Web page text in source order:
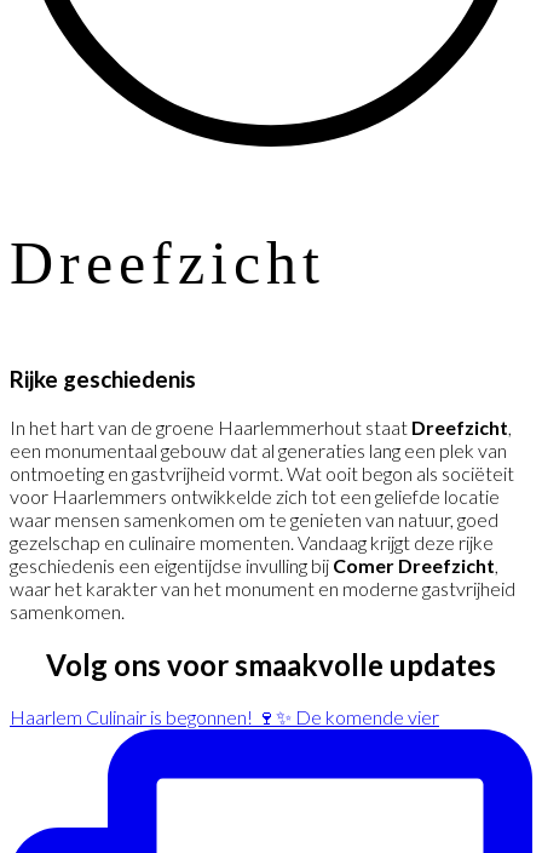
Dreefzicht
Rijke geschiedenis
In het hart van de groene Haarlemmerhout staat Dreefzicht
een monumentaal gebouw dat al generaties lang een plek van
ontmoeting en gastvrijheid vormt. Wat ooit begon als sociëteit
voor Haarlemmers ontwikkelde zich tot een geliefde locatie
waar mensen samenkomen om te genieten van natuur, goed
gezelschap en culinaire momenten. Vandaag krijgt deze rijke
geschiedenis een eigentijdse invulling bij Comer Dreefzicht
waar het karakter van het monument en moderne gastvrijheid
samenkomen.
Volg ons voor smaakvolle updates
Haarlem Culinair is begonnen! 🍷✨ De komende vier